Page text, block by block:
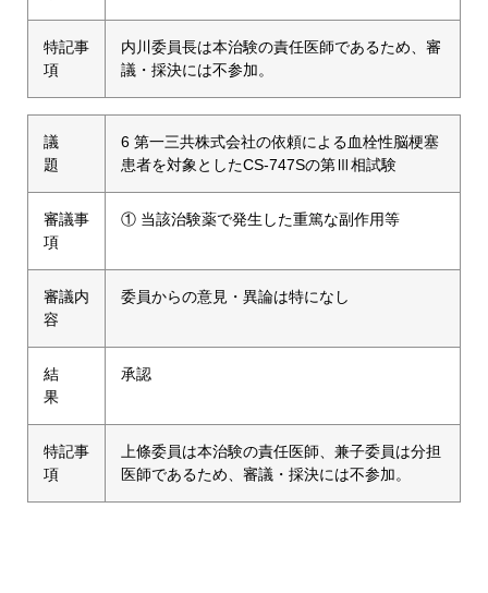
特記事
項
内川委員長は本治験の責任医師であるため、審
議・採決には不参加。
議
題
6 第一三共株式会社の依頼による血栓性脳梗塞
患者を対象としたCS-747Sの第Ⅲ相試験
審議事
項
① 当該治験薬で発生した重篤な副作用等
審議内
容
委員からの意見・異論は特になし
結
果
承認
特記事
項
上條委員は本治験の責任医師、兼子委員は分担
医師であるため、審議・採決には不参加。